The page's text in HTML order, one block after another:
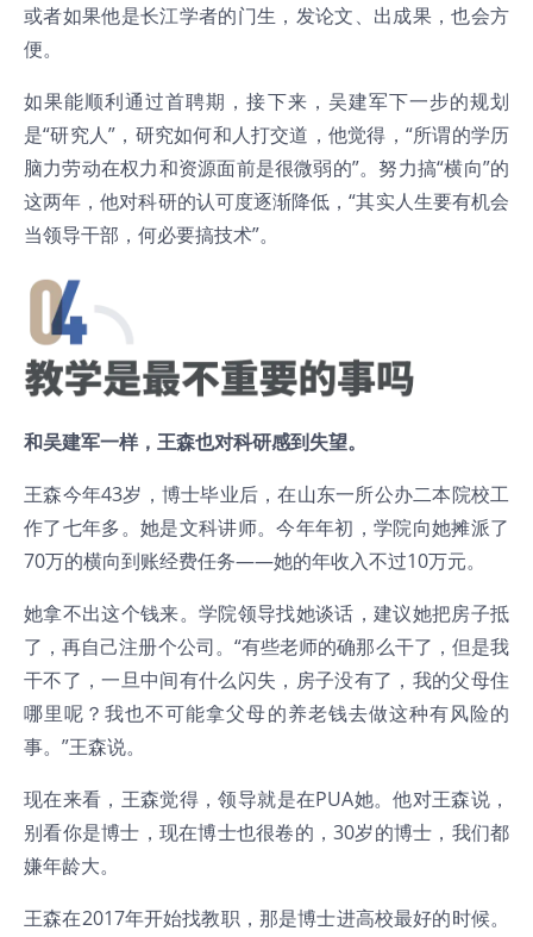
或者如果他是长江学者的门生，发论文、出成果，也会方
便。
如果能顺利通过首聘期，接下来，吴建军下一步的规划
是“研究人”，研究如何和人打交道，他觉得，“所谓的学历
脑力劳动在权力和资源面前是很微弱的”。努力搞“横向”的
这两年，他对科研的认可度逐渐降低，“其实人生要有机会
当领导干部，何必要搞技术”。
和吴建军一样，王森也对科研感到失望。
王森今年43岁，博士毕业后，在山东一所公办二本院校工
作了七年多。她是文科讲师。今年年初，学院向她摊派了
70万的横向到账经费任务——她的年收入不过10万元。
她拿不出这个钱来。学院领导找她谈话，建议她把房子抵
了，再自己注册个公司。“有些老师的确那么干了，但是我
干不了，一旦中间有什么闪失，房子没有了，我的父母住
哪里呢？我也不可能拿父母的养老钱去做这种有风险的
事。”王森说。
现在来看，王森觉得，领导就是在PUA她。他对王森说，
别看你是博士，现在博士也很卷的，30岁的博士，我们都
嫌年龄大。
王森在2017年开始找教职，那是博士进高校最好的时候。